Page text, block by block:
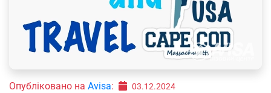
Опубліковано на Avisa: 03.12.2024